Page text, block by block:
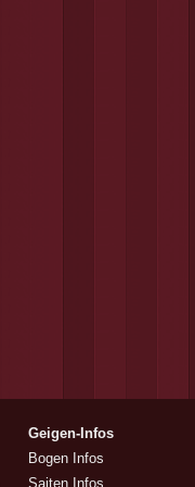
Geigen-Infos
Bogen Infos
Saiten Infos